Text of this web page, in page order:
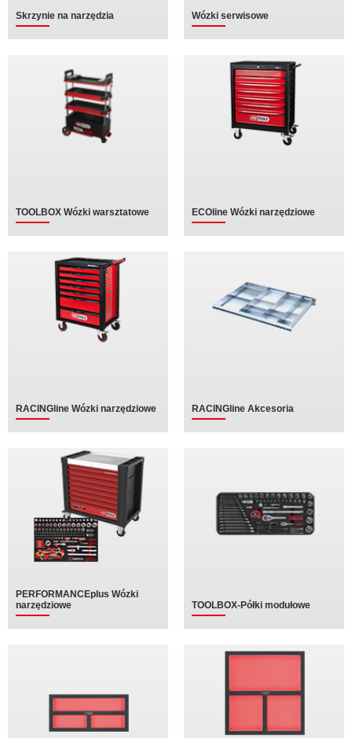
Skrzynie na narzędzia Wózki serwisowe
TOOLBOX Wózki warsztatowe ECOline Wózki narzędziowe
RACINGline Wózki narzędziowe RACINGline Akcesoria
PERFORMANCEplus Wózki
narzędziowe
TOOLBOX-Półki modułowe